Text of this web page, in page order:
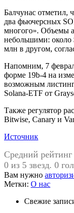
Балчунас отметил,
два фьючерсных
многого». Объемы
небольшими: около
млн в другом,
Напомним, 7
форме 19b-4 на
возможным
Solana-ETF от
Также регулятор
Bitwise, Canary и
Источник
Средний рейтинг
0 из 5 звезд. 0
Вам нужно
Метки: О нас
Свежие